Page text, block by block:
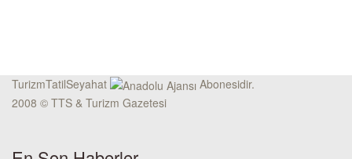
TurizmTatilSeyahat
Abonesidir.
2008 © TTS & Turizm Gazetesi